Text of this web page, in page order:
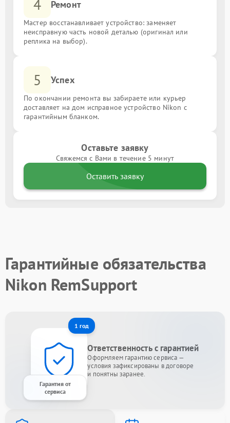
4 Ремонт
Мастер восстанавливает устройство: заменяет
неисправную часть новой деталью (оригинал или
реплика на выбор).
5 Успех
По окончании ремонта вы забираете или курьер
доставляет на дом исправное устройство Nikon с
гарантийным бланком.
Оставьте заявку
Свяжемся с Вами в течение 5 минут
Оставить заявку
Гарантийные обязательства
Nikon RemSupport
1 год
Гарантия от
сервиса
Ответственность с гарантией
Оформляем гарантию сервиса —
условия зафиксированы в договоре
и понятны заранее.